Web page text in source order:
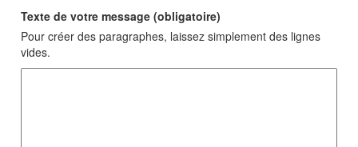
Texte de votre message (obligatoire)
Pour créer des paragraphes, laissez simplement des lignes
vides.